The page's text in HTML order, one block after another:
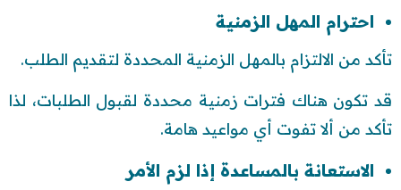
احترام المهل الزمنية
تأكد من الالتزام بالمهل الزمنية المحددة لتقديم الطلب.
قد تكون هناك فترات زمنية محددة لقبول الطلبات، لذا
تأكد من ألا تفوت أي مواعيد هامة.
الاستعانة بالمساعدة إذا لزم الأمر